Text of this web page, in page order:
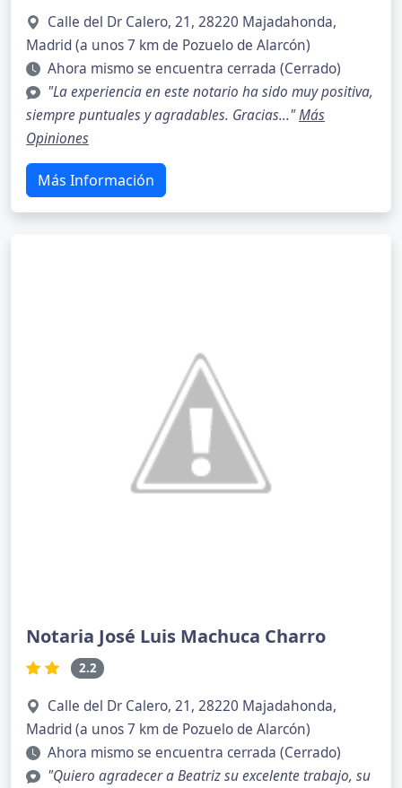
Calle del Dr Calero, 21, 28220 Majadahonda,
Madrid (a unos 7 km de Pozuelo de Alarcón)
Ahora mismo se encuentra cerrada (Cerrado)
"La experiencia en este notario ha sido muy positiva,
siempre puntuales y agradables. Gracias..."Más
Opiniones
Más Información
Notaria José Luis Machuca Charro
2.2
Calle del Dr Calero, 21, 28220 Majadahonda,
Madrid (a unos 7 km de Pozuelo de Alarcón)
Ahora mismo se encuentra cerrada (Cerrado)
"Quiero agradecer a Beatriz su excelente trabajo, su